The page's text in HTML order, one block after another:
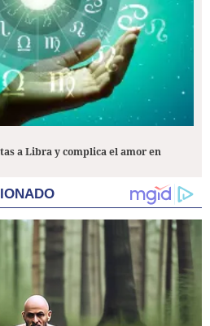
a Libra y complica el amor en